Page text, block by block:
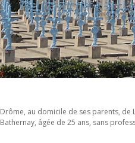
au domicile de ses parents, de
âgée de 25 ans, sans